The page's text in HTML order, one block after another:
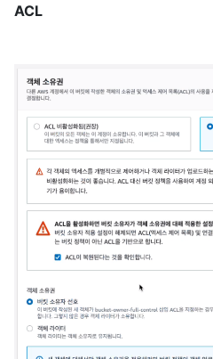
ACL